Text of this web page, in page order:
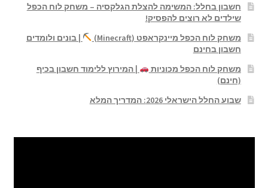
חשבון בחלל: המשימה להצלת הגלקסיה – משחק לוח הכפל
שילדים לא רוצים להפסיק!
משחק לוח הכפל מיינקראפט (Minecraft)
| בונים ולומדים
חשבון בחינם
משחק לוח הכפל מכוניות
| המירוץ ללימוד חשבון בכיף
(חינם)
שבוע החלל הישראלי 2026: המדריך המלא